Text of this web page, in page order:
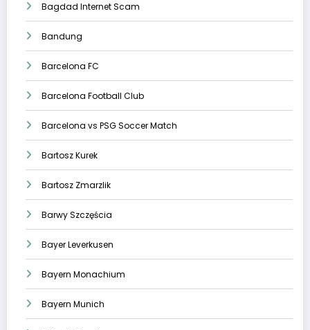
Bagdad Internet Scam
Bandung
Barcelona FC
Barcelona Football Club
Barcelona vs PSG Soccer Match
Bartosz Kurek
Bartosz Zmarzlik
Barwy Szczęścia
Bayer Leverkusen
Bayern Monachium
Bayern Munich